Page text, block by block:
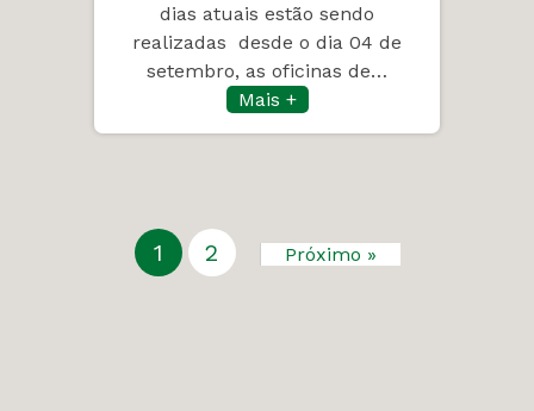
dias atuais estão sendo
realizadas desde o dia 04 de
setembro, as oficinas de…
Mais +
1 2 Próximo »